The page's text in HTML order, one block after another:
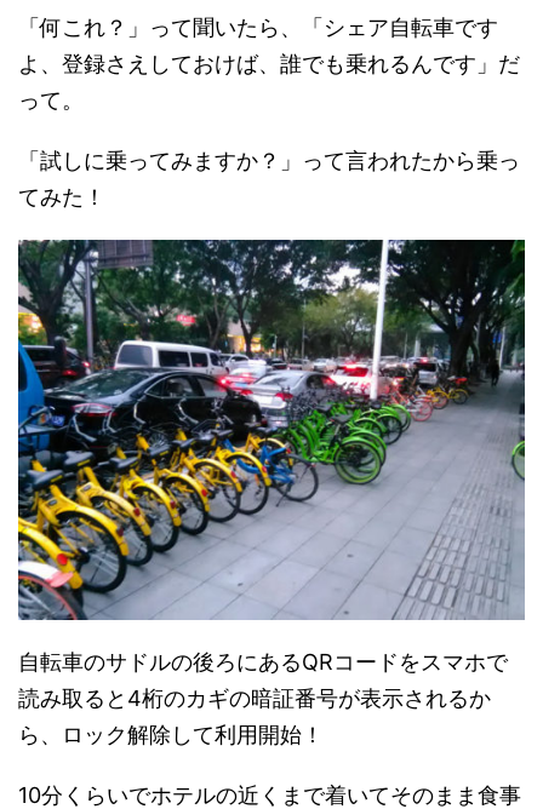
「何これ？」って聞いたら、「シェア自転車です
よ、登録さえしておけば、誰でも乗れるんです」だ
って。
「試しに乗ってみますか？」って言われたから乗っ
てみた！
自転車のサドルの後ろにあるQRコードをスマホで
読み取ると4桁のカギの暗証番号が表示されるか
ら、ロック解除して利用開始！
10分くらいでホテルの近くまで着いてそのまま食事